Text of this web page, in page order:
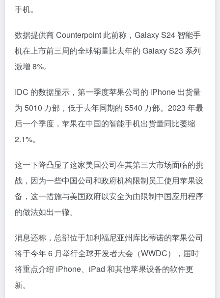
手机。
数据提供商 Counterpoint 此前称，Galaxy S24 智能手
机在上市前三周的全球销量比去年的 Galaxy S23 系列
激增 8%。
IDC 的数据显示，第一季度苹果公司的 iPhone 出货量
为 5010 万部，低于去年同期的 5540 万部。2023 年最
后一个季度，苹果在中国的智能手机出货量同比萎缩
2.1%。
这一下降凸显了这家美国公司在其第三大市场面临的挑
战，因为一些中国公司和政府机构限制员工使用苹果设
备，这一措施与美国政府以安全为由限制中国应用程序
的做法如出一辙。
消息还称，总部位于加利福尼亚州库比蒂诺的苹果公司
将于今年 6 月举行全球开发者大会（WWDC），届时
将重点介绍 iPhone、iPad 和其他苹果设备的软件更
新。